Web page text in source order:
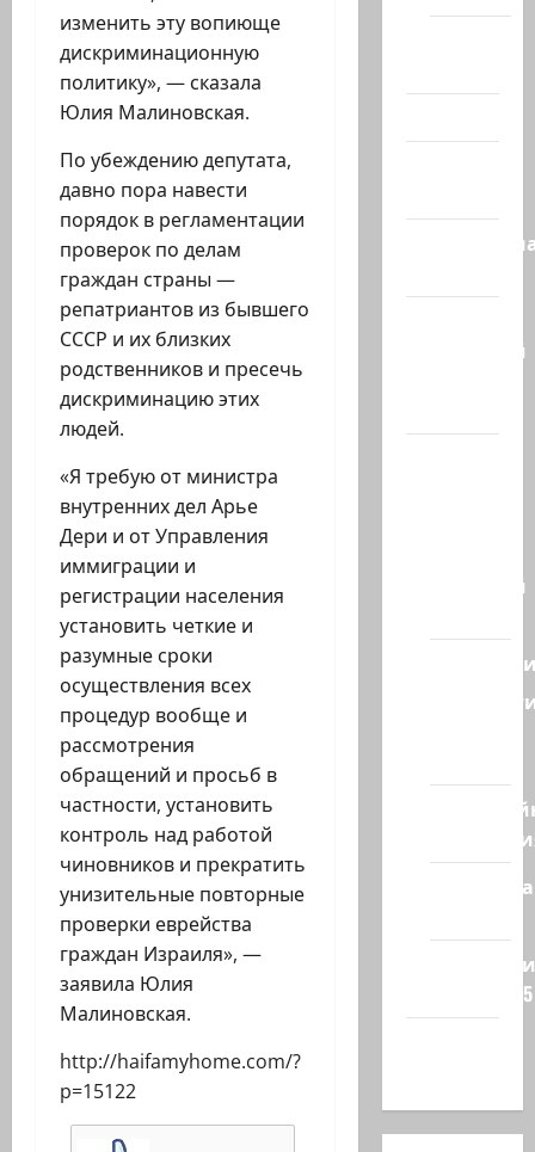
изменить эту вопиюще
дискриминационную
политику», — сказала
Юлия Малиновская.
По убеждению депутата,
давно пора навести
порядок в регламентации
проверок по делам
граждан страны —
репатриантов из бывшего
СССР и их близких
родственников и пресечь
дискриминацию этих
людей.
«Я требую от министра
внутренних дел Арье
Дери и от Управления
иммиграции и
регистрации населения
установить четкие и
разумные сроки
осуществления всех
процедур вообще и
рассмотрения
обращений и просьб в
частности, установить
контроль над работой
чиновников и прекратить
унизительные повторные
проверки еврейства
граждан Израиля», —
заявила Юлия
Малиновская.
http://haifamyhome.com/?
p=15122
Котлярский
Ближний
Полемика
сайта 2025